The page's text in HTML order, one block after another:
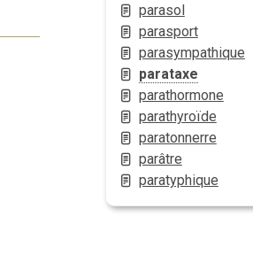
parasol
parasport
parasympathique
parataxe
parathormone
parathyroïde
paratonnerre
parâtre
paratyphique